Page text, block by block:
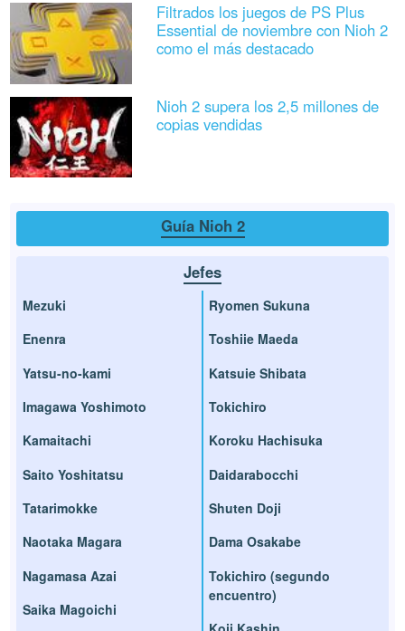
Filtrados los juegos de PS Plus
Essential de noviembre con Nioh 2
como el más destacado
Nioh 2 supera los 2,5 millones de
copias vendidas
Guía Nioh 2
Jefes
Mezuki
Enenra
Yatsu-no-kami
Imagawa Yoshimoto
Kamaitachi
Saito Yoshitatsu
Tatarimokke
Naotaka Magara
Nagamasa Azai
Saika Magoichi
Ryomen Sukuna
Toshiie Maeda
Katsuie Shibata
Tokichiro
Koroku Hachisuka
Daidarabocchi
Shuten Doji
Dama Osakabe
Tokichiro (segundo
encuentro)